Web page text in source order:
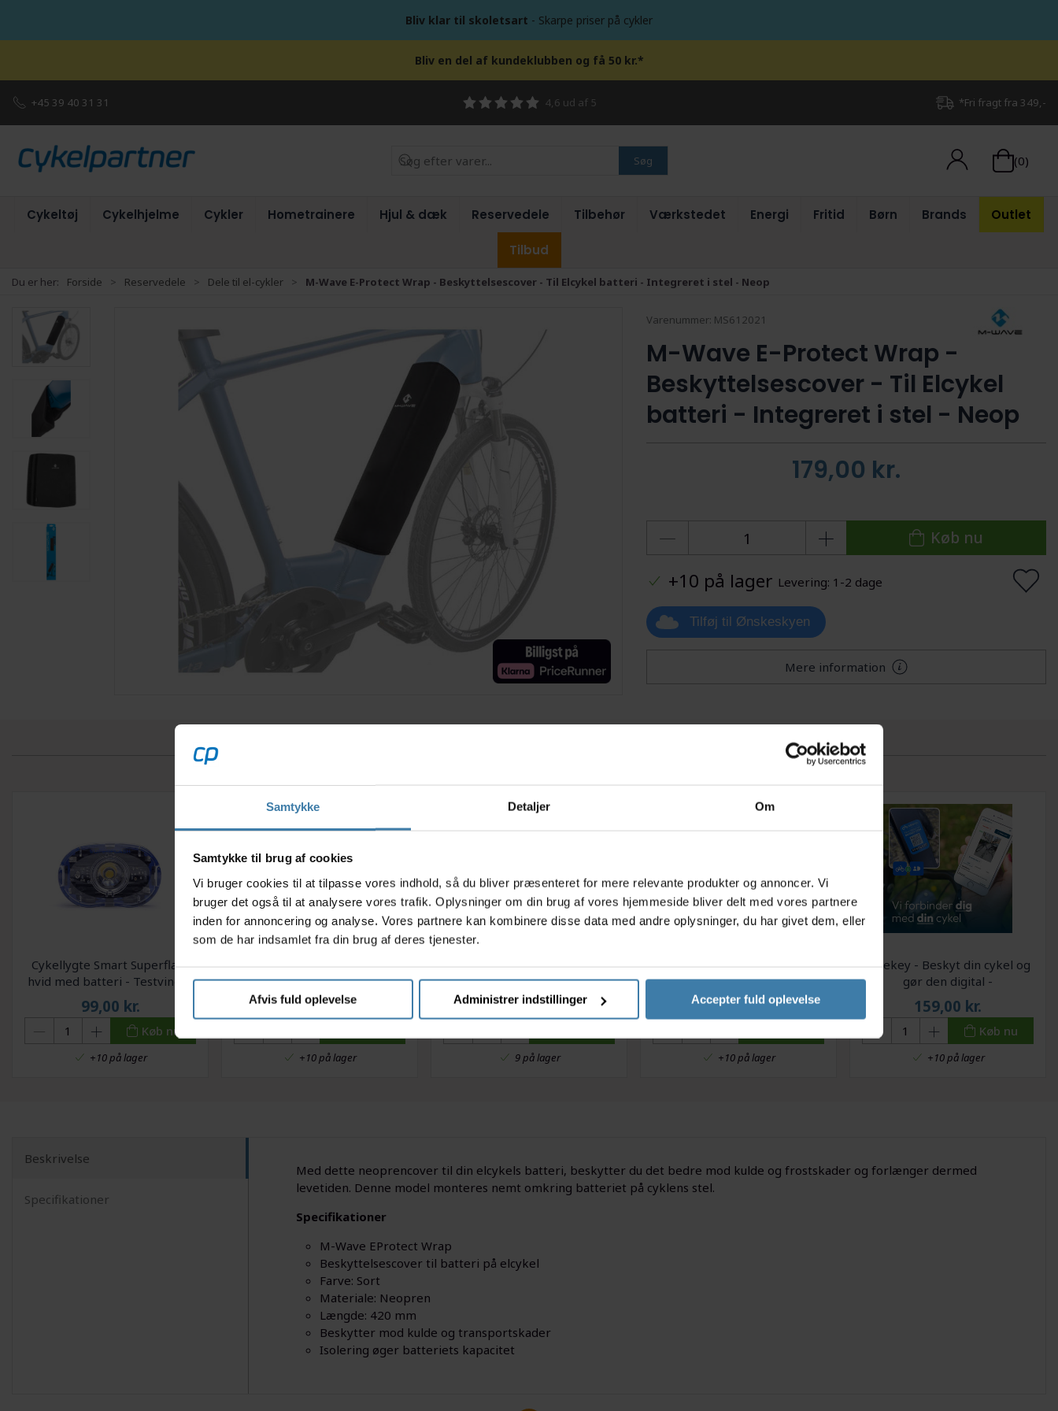
Samtykke Detaljer Om
Samtykke til brug af cookies
Vi bruger cookies til at tilpasse vores indhold, så du bliver præsenteret for mere relevante produkter og annoncer. Vi
bruger det også til at analysere vores trafik. Oplysninger om din brug af vores hjemmeside bliver delt med vores partnere
inden for annoncering og analyse. Vores partnere kan kombinere disse data med andre oplysninger, du har givet dem, eller
som de har indsamlet fra din brug af deres tjenester.
Afvis fuld oplevelse Administrer indstillinger Accepter fuld oplevelse
Bliv klar til skoletsart - Skarpe priser på cykler
Bliv en del af kundeklubben og få 50 kr.*
+45 39 40 31 31 4,6 ud af 5 *Fri fragt fra 349,-
Søg (0)
Cykeltøj Cykelhjelme Cykler Hometrainere Hjul & dæk Reservedele Tilbehør Værkstedet Energi Fritid Børn Brands Outlet
Tilbud
Du er her: Forside Reservedele Dele til el-cykler M-Wave E-Protect Wrap - Beskyttelsescover - Til Elcykel batteri - Integreret i stel - Neop
Varenummer: MS612021
M-Wave E-Protect Wrap -
Beskyttelsescover - Til Elcykel
batteri - Integreret i stel - Neop
179,00 kr.
Køb nu
+10 på lager Levering: 1-2 dage
Tilføj til Ønskeskyen
Mere information
Cykellygte Smart Superflash
hvid med batteri - Testvinder
99,00 kr.
Køb nu
+10 på lager
Cykellygte Smart Superflash
rød med batteri - Testvinder
99,00kr.
+10 på lager
Muc-Off E-Bike All Weather -
Kædespray til El-Cykler - 250
ml
93,00kr.
9 på lager
Muc-Off E-Bike Wet Lube -
Våd kædeolie til El-Cykler - 50
ml
69,00kr.
+10 på lager
Bikekey - Beskyt din cykel og
gør den digital -
Cykelregistrering med MitID
159,00 kr.
Køb nu
+10 på lager
Beskrivelse
Specifikationer
Med dette neoprencover til din elcykels batteri, beskytter du det bedre mod kulde og frostskader og forlænger dermed
levetiden. Denne model monteres nemt omkring batteriet på cyklens stel.
Specifikationer
M-Wave EProtect Wrap
Beskyttelsescover til batteri på elcykel
Farve: Sort
Materiale: Neopren
Længde: 420 mm
Beskytter mod kulde og transportskader
Isolering øger batteriets kapacitet